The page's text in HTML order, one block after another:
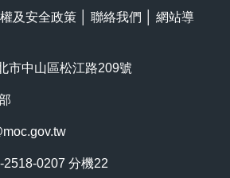
及安全政策 聯絡我們
網站導
市中山區松江路209號
0207 分機22